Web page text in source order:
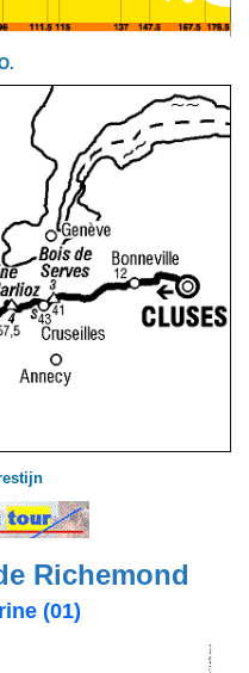
Richemond
(01)